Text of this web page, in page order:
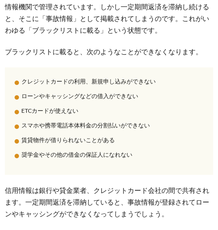
情報機関で管理されています。しかし一定期間返済を滞納し続ける
と、そこに「事故情報」として掲載されてしまうのです。これがい
わゆる「ブラックリストに載る」という状態です。
ブラックリストに載ると、次のようなことができなくなります。
クレジットカードの利用、新規申し込みができない
ローンやキャッシングなどの借入ができない
ETCカードが使えない
スマホや携帯電話本体料金の分割払いができない
賃貸物件が借りられないことがある
奨学金やその他の借金の保証人になれない
信用情報は銀行や貸金業者、クレジットカード会社の間で共有され
ます。一定期間返済を滞納していると、事故情報が登録されてロー
ンやキャッシングができなくなってしまうでしょう。